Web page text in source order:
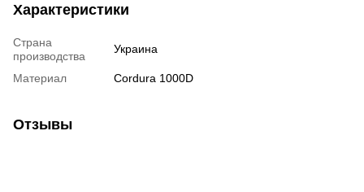
Характеристики
Страна
производства
Украина
Материал Cordura 1000D
Отзывы